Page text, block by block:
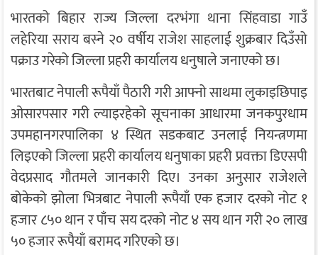
भारतको बिहार राज्य जिल्ला दरभंगा थाना सिंहवाडा गाउँ
लहेरिया सराय बस्ने २० वर्षीय राजेश साहलाई शुक्रबार दिउँसो
पक्राउ गरेको जिल्ला प्रहरी कार्यालय धनुषाले जनाएको छ।
भारतबाट नेपाली रूपैयाँ पैठारी गरी आफ्नो साथमा लुकाइछिपाइ
ओसारपसार गरी ल्याइरहेको सूचनाका आधारमा जनकपुरधाम
उपमहानगरपालिका ४ स्थित सडकबाट उनलाई नियन्त्रणमा
लिइएको जिल्ला प्रहरी कार्यालय धनुषाका प्रहरी प्रवक्ता डिएसपी
वेदप्रसाद गौतमले जानकारी दिए। उनका अनुसार राजेशले
बोकेको झोला भित्रबाट नेपाली रूपैयाँ एक हजार दरको नोट १
हजार ८५० थान र पाँच सय दरको नोट ४ सय थान गरी २० लाख
५० हजार रूपैयाँ बरामद गरिएको छ।